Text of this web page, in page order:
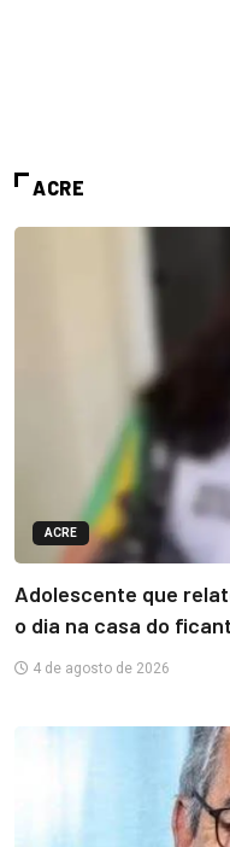
ACRE
ACRE
Adolescente que
o dia na casa do
4 de agosto de 2026